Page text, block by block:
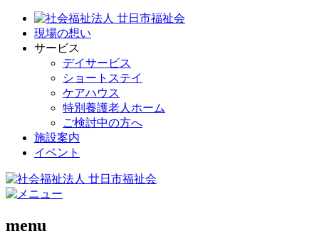
現場の想い
サービス
デイサービス
ショートステイ
ケアハウス
特別養護老人ホーム
ご検討中の方へ
施設案内
イベント
menu